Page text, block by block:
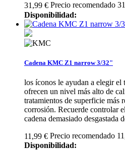
31,99 € Precio recomendado
Disponibilidad:
Cadena KMC Z1 narrow 3/32"
los íconos le ayudan a elegir el
ofrecen un nivel más alto de
tratamientos de superficie más
corrosión. Recuerde controlar
cadena demasiado desgastada
11,99 € Precio recomendado
Disponibilidad: